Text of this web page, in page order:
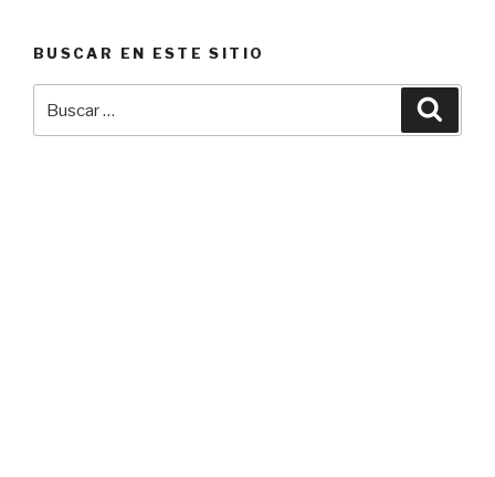
BUSCAR EN ESTE SITIO
por: